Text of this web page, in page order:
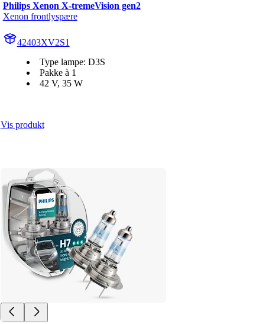
Philips Xenon X-tremeVision gen2
Xenon frontlyspære
42403XV2S1
Type lampe: D3S
Pakke à 1
42 V, 35 W
Vis produkt